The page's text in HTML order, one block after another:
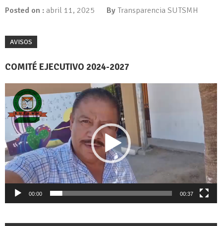
Posted on : abril 11, 2025 By Transparencia SUTSMH
AVISOS
COMITÉ EJECUTIVO 2024-2027
Reproductor
vídeo
00:00 00:37